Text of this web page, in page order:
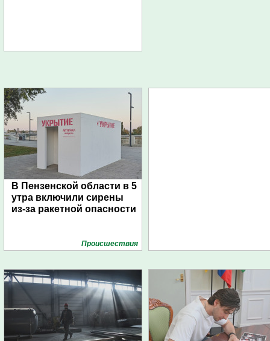
В Пензенской области в 5
утра включили сирены
из-за ракетной опасности
Проиcшествия